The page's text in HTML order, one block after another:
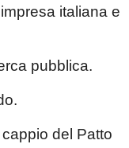
italiana e
pubblica.
del Patto